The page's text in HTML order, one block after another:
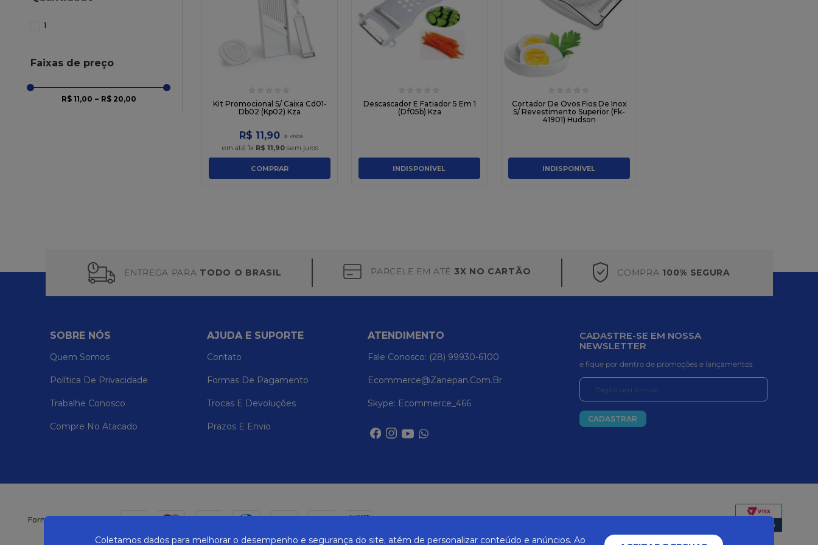
1
Faixas de preço
R$ 11,00 – R$ 20,00
☆ ☆ ☆ ☆ ☆
Kit Promocional S/ Caixa Cd01-
Db02 (Kp02) Kza
R$ 11 ,90
em até 1x R$ 11,90sem juros
COMPRAR
☆ ☆ ☆ ☆ ☆
Descascador E Fatiador 5 Em 1
(Df05b) Kza
INDISPONÍVEL
☆ ☆ ☆ ☆ ☆
Cortador De Ovos Fios De Inox
S/ Revestimento Superior (Fk-
41901) Hudson
INDISPONÍVEL
ENTREGA PARA TODO O BRASIL PARCELE EM ATÉ 3X NO CARTÃO COMPRA 100% SEGURA
SOBRE NÓS
Quem Somos
Política De Privacidade
Trabalhe Conosco
Compre No Atacado
AJUDA E SUPORTE
Contato
Formas De Pagamento
Trocas E Devoluções
Prazos E Envio
ATENDIMENTO
Fale Conosco: (28) 99930-6100
Ecommerce@zanepan.com.br
Skype: Ecommerce_466
CADASTRE-SE EM NOSSA
NEWSLETTER
e fique por dentro de promoções e lançamentos
CADASTRAR
Formas de pagamento
Coletamos dados para melhorar o desempenho e segurança do site, atém de personalizar conteúdo e anúncios. Ao